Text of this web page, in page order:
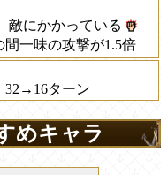
敵にかかっている
一味の攻撃が1.5倍
32→16ターン
めキャラ